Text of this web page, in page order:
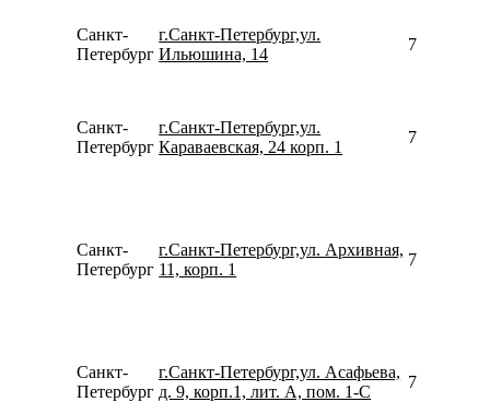
Санкт-
Петербург
г.Санкт-Петербург,ул.
Ильюшина, 14
Санкт-
Петербург
г.Санкт-Петербург,ул.
Караваевская, 24 корп. 1
Санкт-
Петербург
г.Санкт-Петербург,ул. Архивная,
11, корп. 1
Санкт-
Петербург
г.Санкт-Петербург,ул. Асафьева,
д. 9, корп.1, лит. А, пом. 1-С